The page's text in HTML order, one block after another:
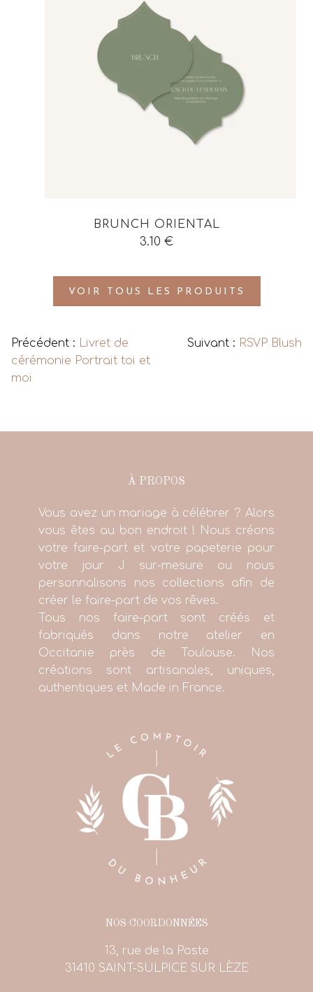
BRUNCH ORIENTAL
3.10 €
VOIR TOUS LES PRODUITS
Précédent : Livret de
cérémonie Portrait toi et
moi
Suivant : RSVP Blush
À PROPOS
Vous avez un mariage à célébrer ? Alors
vous êtes au bon endroit ! Nous créons
votre faire-part et votre papeterie pour
votre jour J sur-mesure ou nous
personnalisons nos collections afin de
créer le faire-part de vos rêves.
Tous nos faire-part sont créés et
fabriqués dans notre atelier en
Occitanie près de Toulouse. Nos
créations sont artisanales, uniques,
authentiques et Made in France.
NOS COORDONNÉES
13, rue de la Poste
31410 SAINT-SULPICE SUR LÈZE